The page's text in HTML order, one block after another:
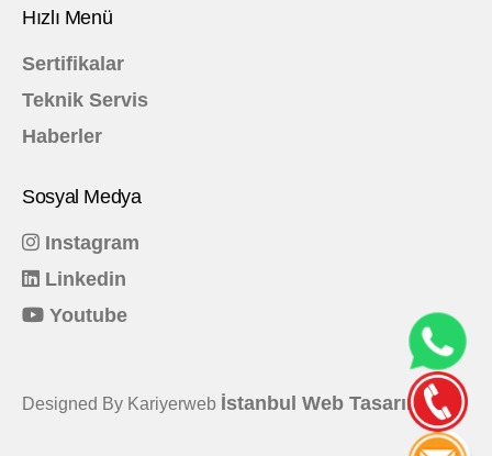
Hızlı Menü
Sertifikalar
Teknik Servis
Haberler
Sosyal Medya
Instagram
Linkedin
Youtube
Designed By Kariyerweb İstanbul Web Tasarım